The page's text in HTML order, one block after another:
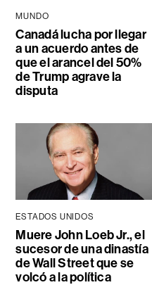
MUNDO
Canadá lucha por llegar
a un acuerdo antes de
que el arancel del 50%
de Trump agrave la
disputa
ESTADOS UNIDOS
Muere John Loeb Jr., el
sucesor de una dinastía
de Wall Street que se
volcó a la política